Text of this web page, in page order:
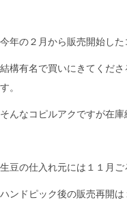
今年の２月から販売開始した
結構有名で買いにきてくだ
す。
そんなコピルアクですが在庫
生豆の仕入れ元には１１月
ハンドピック後の販売再開は